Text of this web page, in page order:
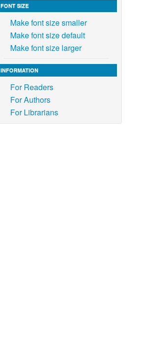
FONT SIZE
Make font size smaller
Make font size default
Make font size larger
INFORMATION
For Readers
For Authors
For Librarians